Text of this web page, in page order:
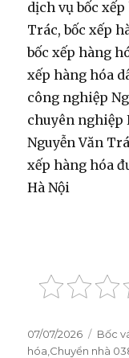
dịch vụ bốc xếp
Trác, bốc xếp
bốc xếp hàng
xếp hàng hóa
công nghiệp
chuyên nghiệp
Nguyễn Văn
xếp hàng hóa
Hà Nội
Đăng
vào
07/07/2026
Danh
mục
Bốc
hóa Chuyển nhà